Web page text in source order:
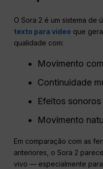
O Sora 2 é um sistema de
texto para vídeo que
qualidade com:
Movimento
Continuidade
Efeitos
Movimento
Em comparação com as
anteriores, o Sora 2
vivo — especialmente